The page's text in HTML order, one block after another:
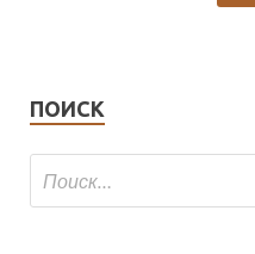
ПОИСК